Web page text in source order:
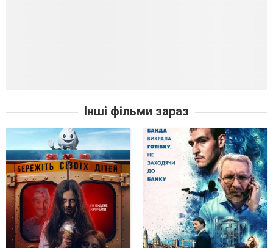
Інші фільми зараз